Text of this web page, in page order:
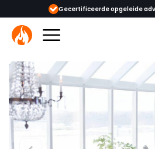
Gecertificeerde opgeleide